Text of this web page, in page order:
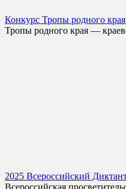
Конкурс Тропы родного
Тропы родного края —
2025 Всероссийский